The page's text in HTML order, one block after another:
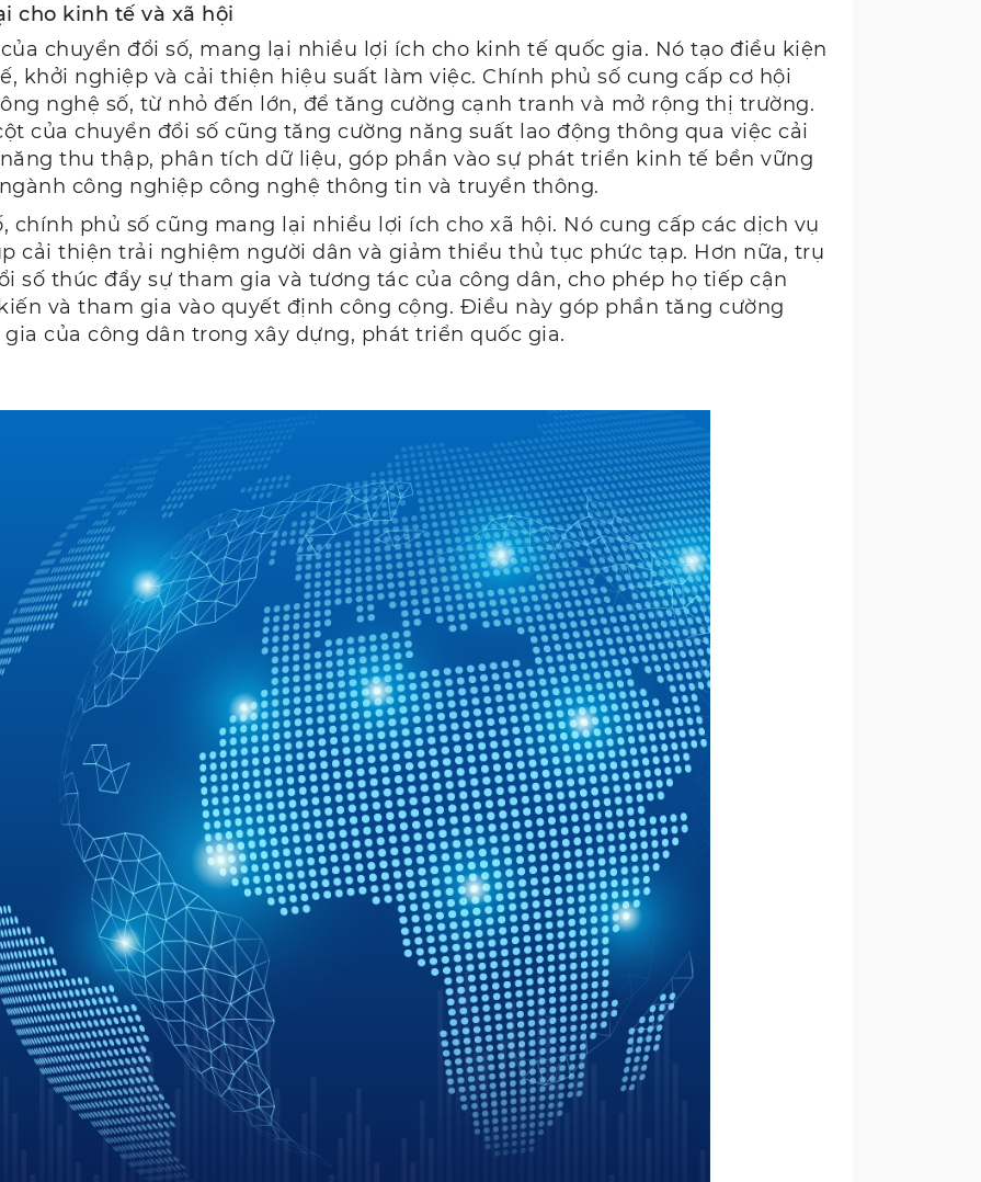
cho kinh tế và xã hội
chuyển đổi số, mang lại nhiều lợi ích cho kinh tế quốc gia. Nó tạo điều kiện
khởi nghiệp và cải thiện hiệu suất làm việc. Chính phủ số cung cấp cơ hội
nghệ số, từ nhỏ đến lớn, để tăng cường cạnh tranh và mở rộng thị trường.
của chuyển đổi số cũng tăng cường năng suất lao động thông qua việc cải
thu thập, phân tích dữ liệu, góp phần vào sự phát triển kinh tế bền vững
công nghiệp công nghệ thông tin và truyền thông.
chính phủ số cũng mang lại nhiều lợi ích cho xã hội. Nó cung cấp các dịch vụ
cải thiện trải nghiệm người dân và giảm thiểu thủ tục phức tạp. Hơn nữa, trụ
số thúc đẩy sự tham gia và tương tác của công dân, cho phép họ tiếp cận
và tham gia vào quyết định công cộng. Điều này góp phần tăng cường
của công dân trong xây dựng, phát triển quốc gia.